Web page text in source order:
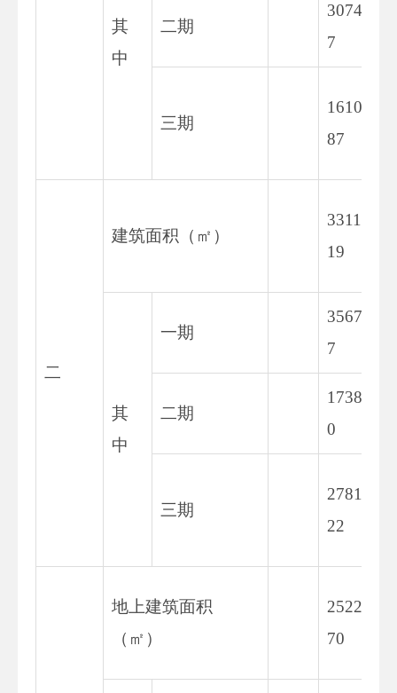
其
中
二期
3074.5
7
三期
16105.
87
二
建筑面积（㎡）
33117.
19
其
中
一期
3567.0
7
二期
1738.9
0
三期
27811.
22
地上建筑面积
（㎡）
25221.
70